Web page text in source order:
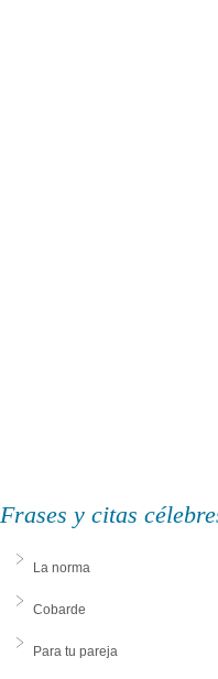
Frases y citas
La norma
Cobarde
Para tu pareja